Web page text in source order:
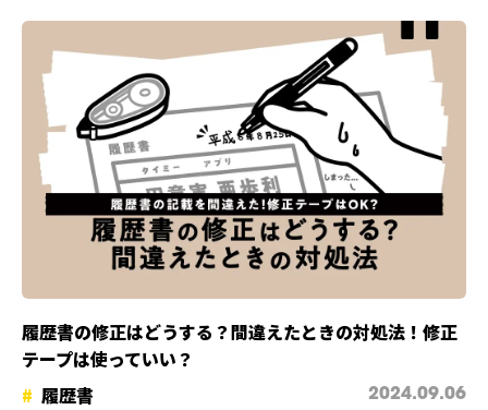
履歴書の修正はどうする？間違えたときの対処法！修正
テープは使っていい？
履歴書
2024.09.06